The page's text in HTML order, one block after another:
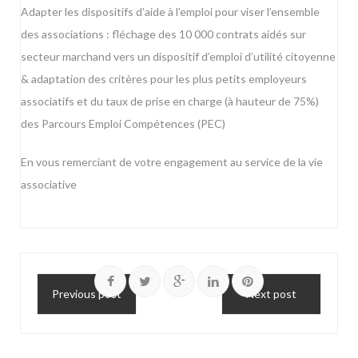
Adapter les dispositifs d’aide à l’emploi pour viser l’ensemble
des associations : fléchage des 10 000 contrats aidés sur
secteur marchand vers un dispositif d’emploi d’utilité citoyenne
& adaptation des critères pour les plus petits employeurs
associatifs et du taux de prise en charge (à hauteur de 75%)
des Parcours Emploi Compétences (PEC)
En vous remerciant de votre engagement au service de la vie
associative
Previous post Next post